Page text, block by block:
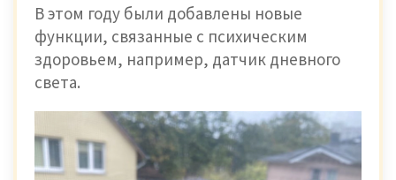
В этом году были добавлены новые
функции, связанные с психическим
здоровьем, например, датчик дневного
света.